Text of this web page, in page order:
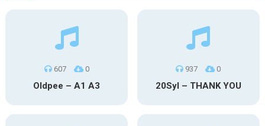
607 0
Oldpee – A1 A3
937 0
20Syl – THANK YOU